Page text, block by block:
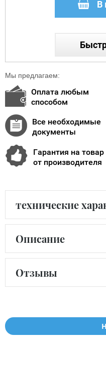
В
Мы предлагаем:
Оплата любым
способом
Все необходимые
документы
Гарантия на товар
от производителя
технические
Описание
Отзывы